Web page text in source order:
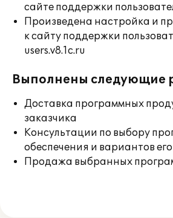
сайте поддержки
Произведена настройка и
к сайту поддержки
users.v8.1c.ru
Выполнены следующие
Доставка программных
заказчика
Консультации по выбору
обеспечения и вариантов
Продажа выбранных